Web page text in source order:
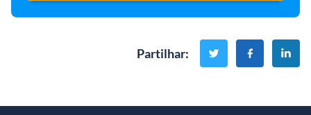
Partilhar: